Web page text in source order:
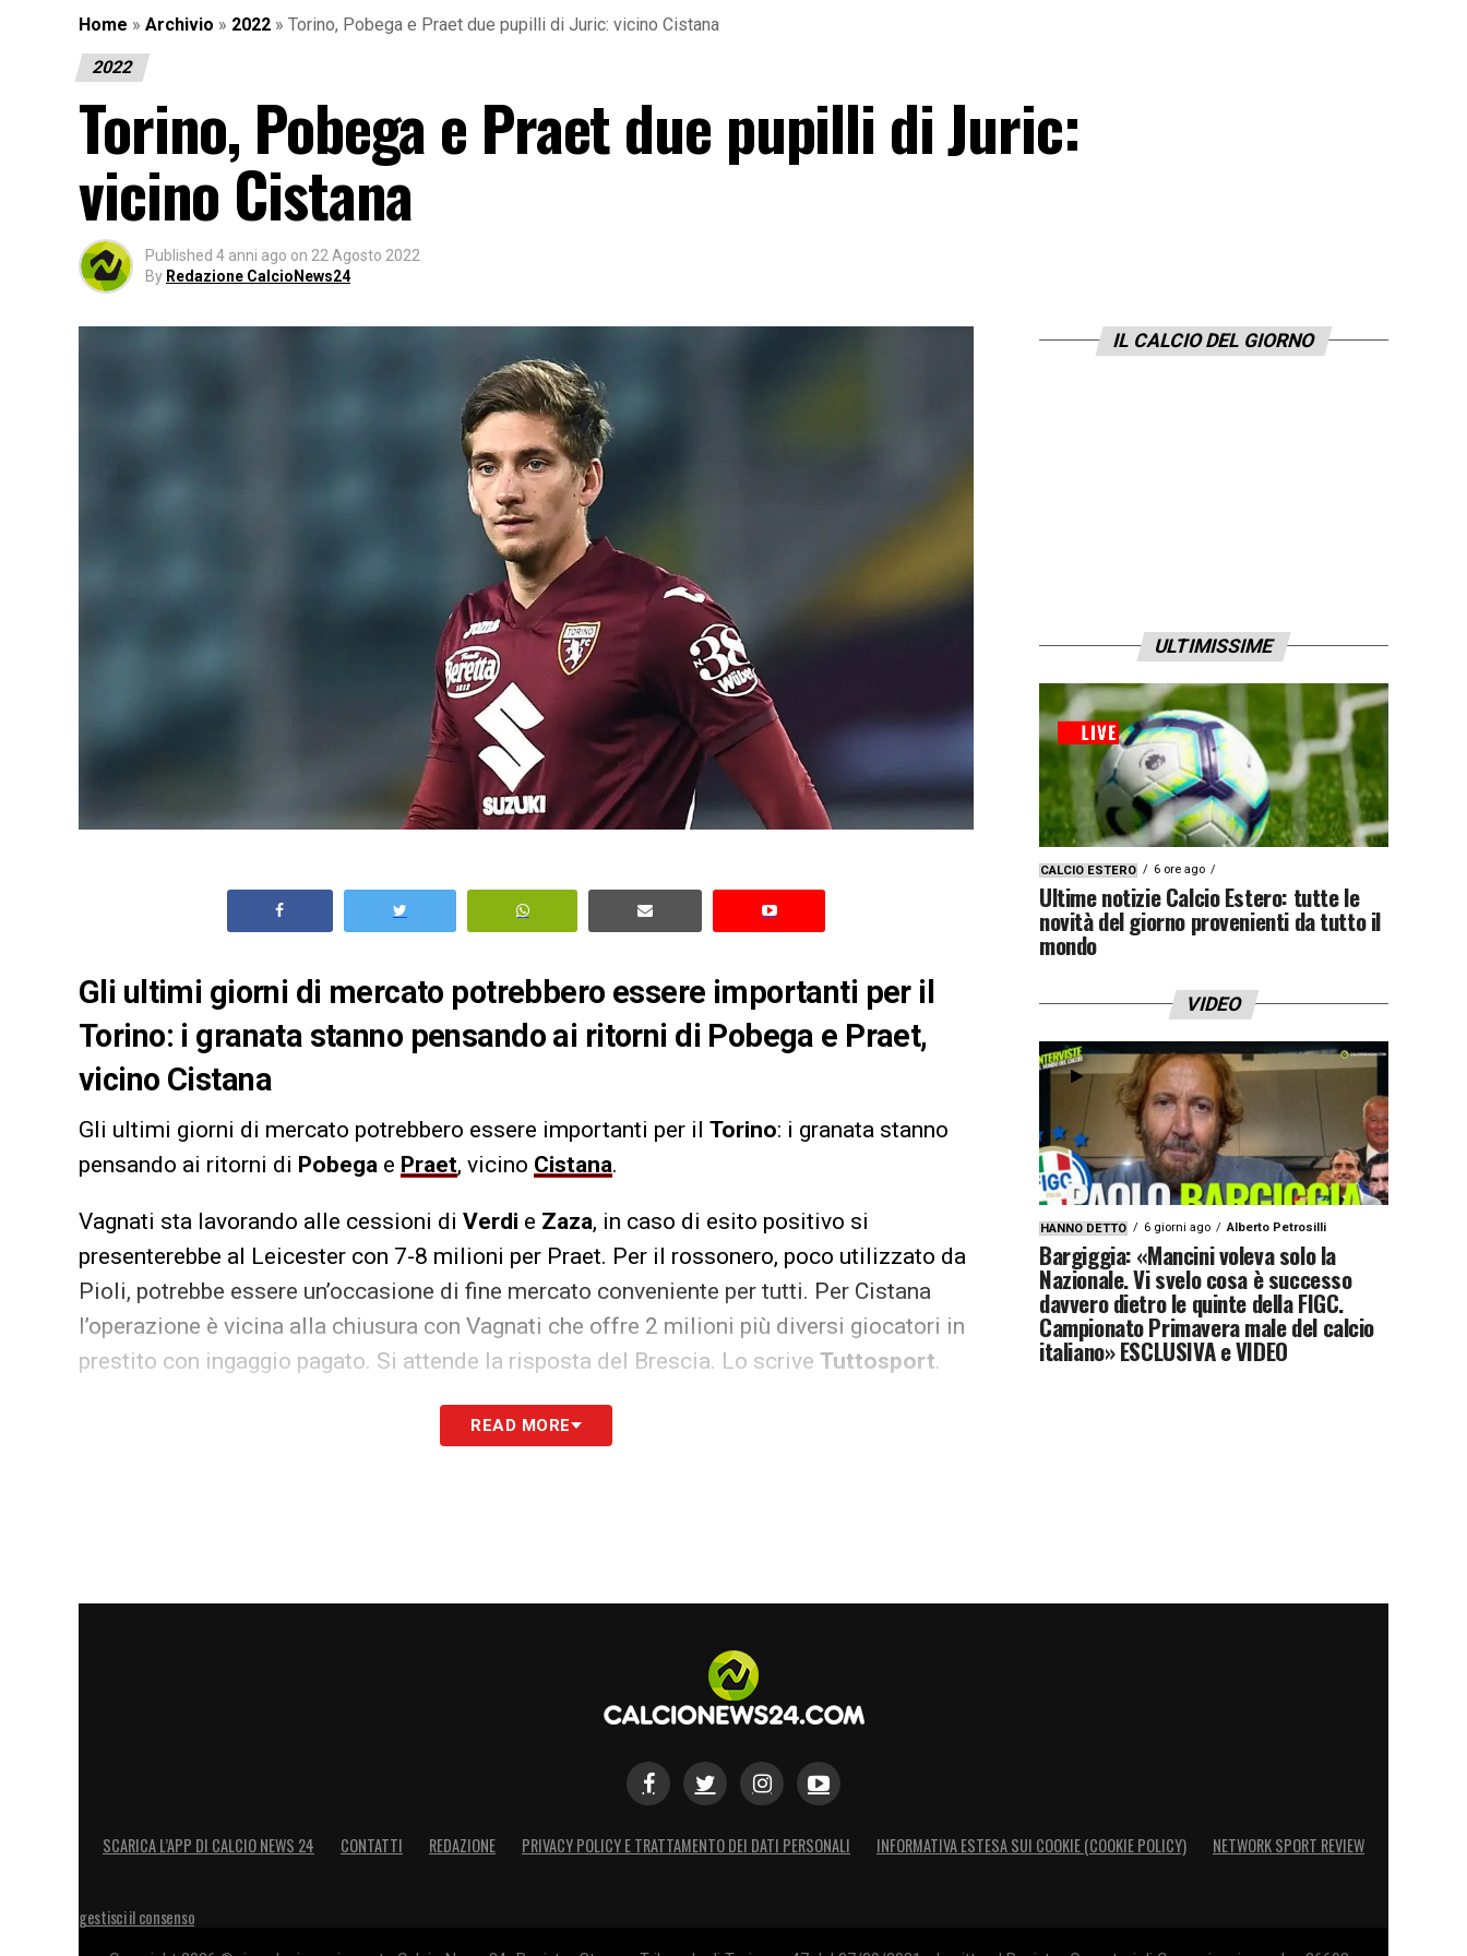
Home » Archivio » 2022 » Torino, Pobega e Praet due pupilli di Juric: vicino Cistana
2022
Torino, Pobega e Praet due pupilli di Juric:
vicino Cistana
Published 4 anni ago on 22 Agosto 2022
By Redazione CalcioNews24
Gli ultimi giorni di mercato potrebbero essere importanti per il
Torino: i granata stanno pensando ai ritorni di Pobega e Praet,
vicino Cistana
Gli ultimi giorni di mercato potrebbero essere importanti per il Torino: i granata stanno
pensando ai ritorni di Pobega e Praet, vicino Cistana.
Vagnati sta lavorando alle cessioni di Verdi e Zaza, in caso di esito positivo si
presenterebbe al Leicester con 7-8 milioni per Praet. Per il rossonero, poco utilizzato da
Pioli, potrebbe essere un’occasione di fine mercato conveniente per tutti. Per Cistana
l’operazione è vicina alla chiusura con Vagnati che offre 2 milioni più diversi giocatori in
prestito con ingaggio pagato. Si attende la risposta del Brescia. Lo scrive Tuttosport.
LA PLAYLIST DELLE NOSTRE TOP NEWSREAD MORE
IL CALCIO DEL GIORNO
ULTIMISSIME
CALCIO ESTERO 6 ore ago
Ultime notizie Calcio Estero: tutte le
novità del giorno provenienti da tutto il
mondo
VIDEO
HANNO DETTO 6 giorni ago Alberto Petrosilli
Bargiggia: «Mancini voleva solo la
Nazionale. Vi svelo cosa è successo
davvero dietro le quinte della FIGC.
Campionato Primavera male del calcio
italiano» ESCLUSIVA e VIDEO
SCARICA L’APP DI CALCIO NEWS 24 CONTATTI REDAZIONE PRIVACY POLICY E TRATTAMENTO DEI DATI PERSONALI INFORMATIVA ESTESA SUI COOKIE (COOKIE POLICY) NETWORK SPORT REVIEW
gestisci il consenso